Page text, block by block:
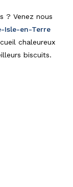
? Venez nous
Isle-en-Terre
chaleureux
biscuits.